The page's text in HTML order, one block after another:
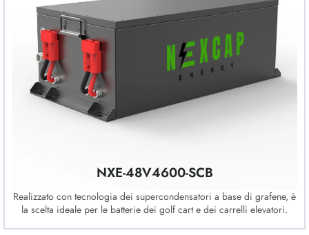
NXE-48V4600-SCB
Realizzato con tecnologia dei supercondensatori a base di grafene, è
la scelta ideale per le batterie dei golf cart e dei carrelli elevatori.